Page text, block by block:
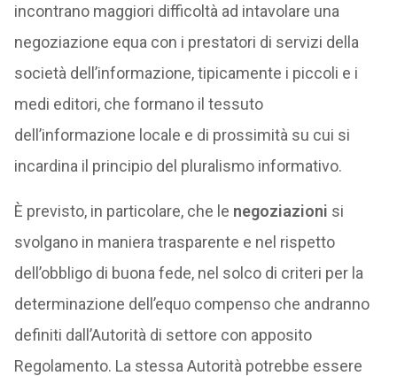
incontrano maggiori difficoltà ad intavolare una
negoziazione equa con i prestatori di servizi della
società dell’informazione, tipicamente i piccoli e i
medi editori, che formano il tessuto
dell’informazione locale e di prossimità su cui si
incardina il principio del pluralismo informativo.
È previsto, in particolare, che le negoziazioni si
svolgano in maniera trasparente e nel rispetto
dell’obbligo di buona fede, nel solco di criteri per la
determinazione dell’equo compenso che andranno
definiti dall’Autorità di settore con apposito
Regolamento. La stessa Autorità potrebbe essere